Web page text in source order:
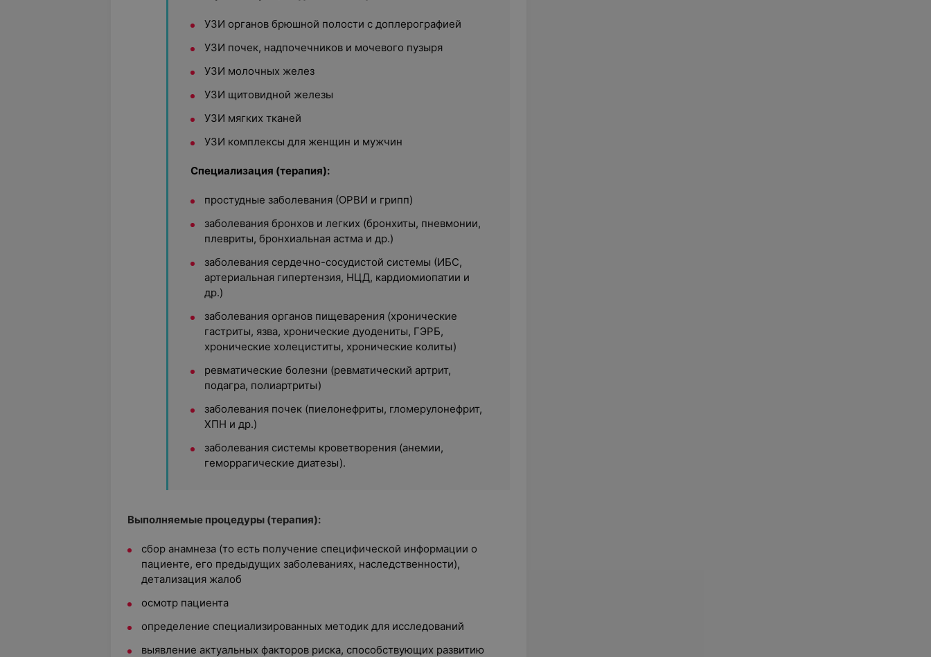
УЗИ органов брюшной полости с доплерографией
УЗИ почек, надпочечников и мочевого пузыря
УЗИ молочных желез
УЗИ щитовидной железы
УЗИ мягких тканей
УЗИ комплексы для женщин и мужчин
Специализация (терапия):
простудные заболевания (ОРВИ и грипп)
заболевания бронхов и легких (бронхиты, пневмонии,
плевриты, бронхиальная астма и др.)
заболевания сердечно-сосудистой системы (ИБС,
артериальная гипертензия, НЦД, кардиомиопатии и
др.)
заболевания органов пищеварения (хронические
гастриты, язва, хронические дуодениты, ГЭРБ,
хронические холециститы, хронические колиты)
ревматические болезни (ревматический артрит,
подагра, полиартриты)
заболевания почек (пиелонефриты, гломерулонефрит,
ХПН и др.)
заболевания системы кроветворения (анемии,
геморрагические диатезы).
Выполняемые процедуры (терапия):
сбор анамнеза (то есть получение специфической информации о
пациенте, его предыдущих заболеваниях, наследственности),
детализация жалоб
осмотр пациента
определение специализированных методик для исследований
выявление актуальных факторов риска, способствующих развитию